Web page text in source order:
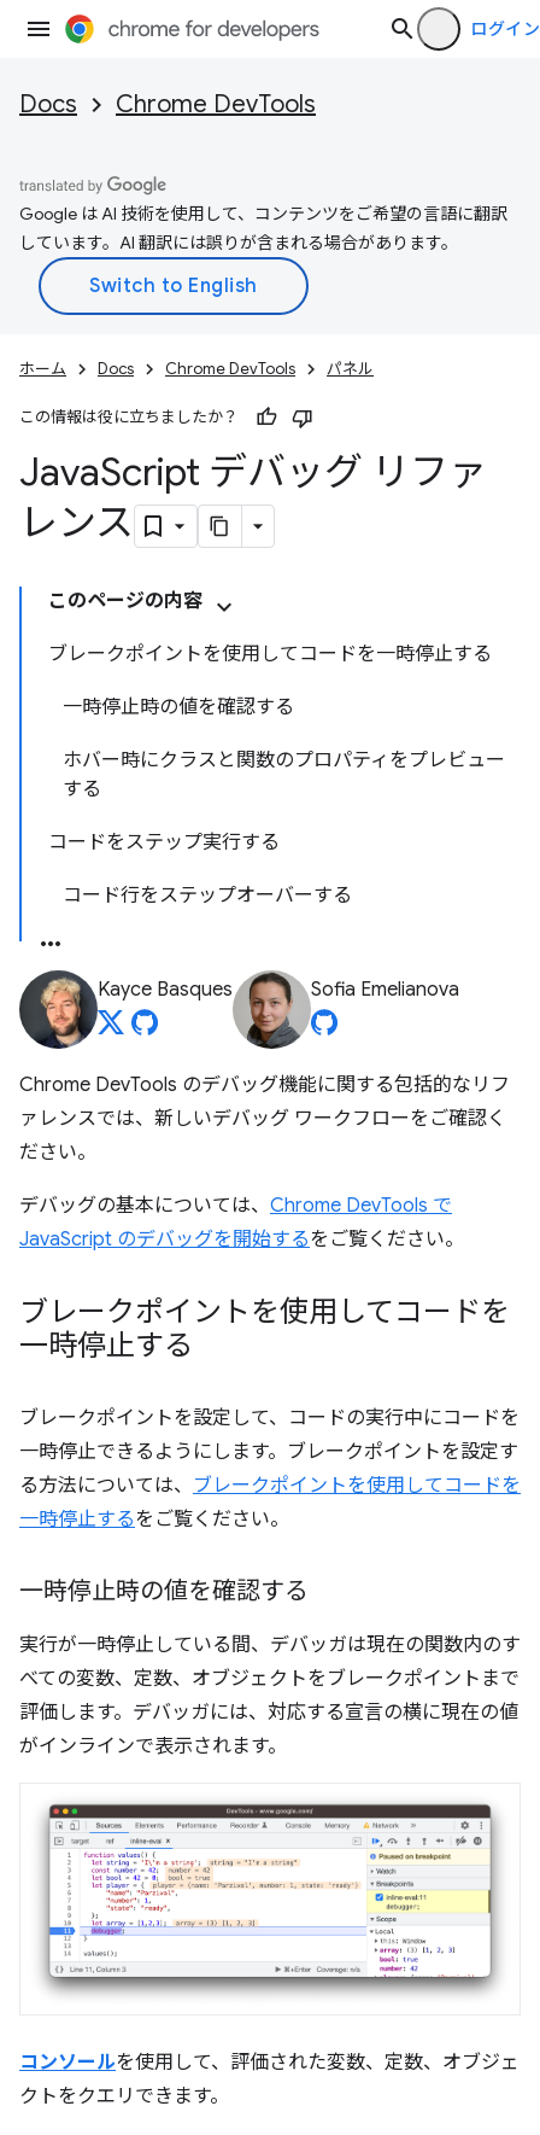
ログイン
Docs Chrome DevTools
Google は AI 技術を使用して、コンテンツをご希望の言語に翻訳
しています。AI 翻訳には誤りが含まれる場合があります。
ホーム Docs Chrome DevTools パネル
この情報は役に立ちましたか？
JavaScript デバッグ リファ
レンス
このページの内容
ブレークポイントを使用してコードを一時停止する
一時停止時の値を確認する
ホバー時にクラスと関数のプロパティをプレビュー
する
コードをステップ実行する
コード行をステップオーバーする
Kayce Basques Sofia Emelianova
Chrome DevTools のデバッグ機能に関する包括的なリフ
ァレンスでは、新しいデバッグ ワークフローをご確認く
ださい。
デバッグの基本については、 Chrome DevTools で
JavaScript のデバッグを開始するをご覧ください。
ブレークポイントを使用してコードを
一時停止する
ブレークポイントを設定して、コードの実行中にコードを
一時停止できるようにします。ブレークポイントを設定す
る方法については、 ブレークポイントを使用してコードを
一時停止するをご覧ください。
一時停止時の値を確認する
実行が一時停止している間、デバッガは現在の関数内のす
べての変数、定数、オブジェクトをブレークポイントまで
評価します。デバッガには、対応する宣言の横に現在の値
がインラインで表示されます。
コンソールを使用して、評価された変数、定数、オブジェ
クトをクエリできます。